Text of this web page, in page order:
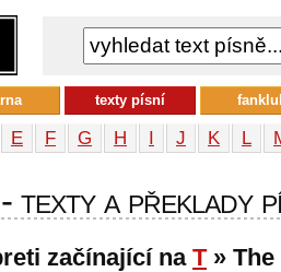
E F G H I J K L
texty a překlady
začínající na T» The
texty písní